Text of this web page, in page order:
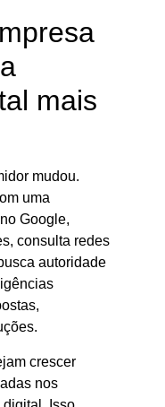
mais
mudou.
uma
Google,
consulta redes
autoridade
crescer
nos